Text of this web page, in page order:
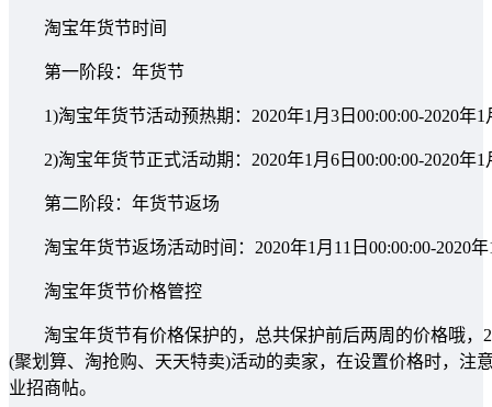
淘宝年货节时间
第一阶段：年货节
1)淘宝年货节活动预热期：2020年1月3日00:00:00-2020年1
2)淘宝年货节正式活动期：2020年1月6日00:00:00-2020年1
第二阶段：年货节返场
淘宝年货节返场活动时间：2020年1月11日00:00:00-2020年
淘宝年货节价格管控
淘宝年货节有价格保护的，总共保护前后两周的价格哦，
(聚划算、淘抢购、天天特卖)活动的卖家，在设置价格时，注
业招商帖。